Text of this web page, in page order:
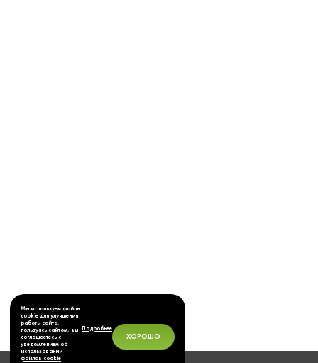
Мы используем файлы
cookie для улучшения
работы сайта,
пользуясь сайтом, вы
соглашаетесь с
уведомлением об
использовании
файлов cookie
Подробнее
ХОРОШО